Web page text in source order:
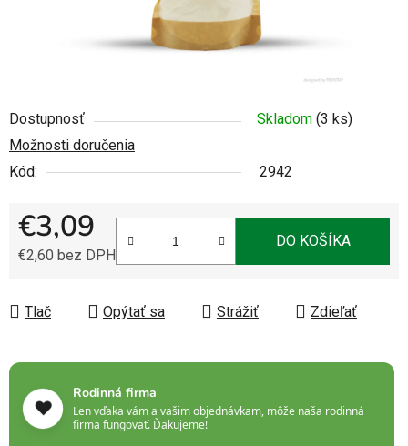
Dostupnosť Skladom (3 ks)
Možnosti doručenia
Kód:
2942
€3,09
€2,60 bez DPH
DO KOŠÍKA
Tlač Opýtať sa Strážiť Zdieľať
❤️
Rodinná firma
Len vďaka vám a vašim objednávkam, môže naša rodinná
firma fungovať. Ďakujeme!